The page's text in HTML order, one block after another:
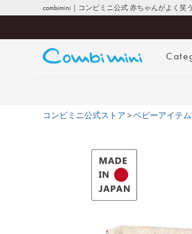
combimini｜コンビミニ公式 赤ちゃんがよく
コンビミニ公式ストア ベビーアイテ